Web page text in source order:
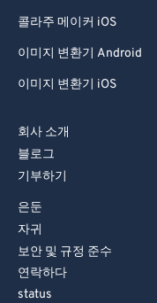
콜라주 메이커 iOS
이미지 변환기 Android
이미지 변환기 iOS
회사 소개
블로그
기부하기
은둔
자귀
보안 및 규정 준수
연락하다
status